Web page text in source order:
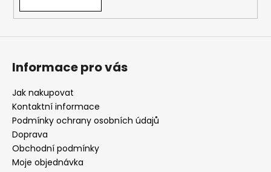
ý
p
Informace pro vás
Jak nakupovat
Kontaktní informace
Podmínky ochrany osobních údajů
Doprava
Obchodní podmínky
Moje objednávka